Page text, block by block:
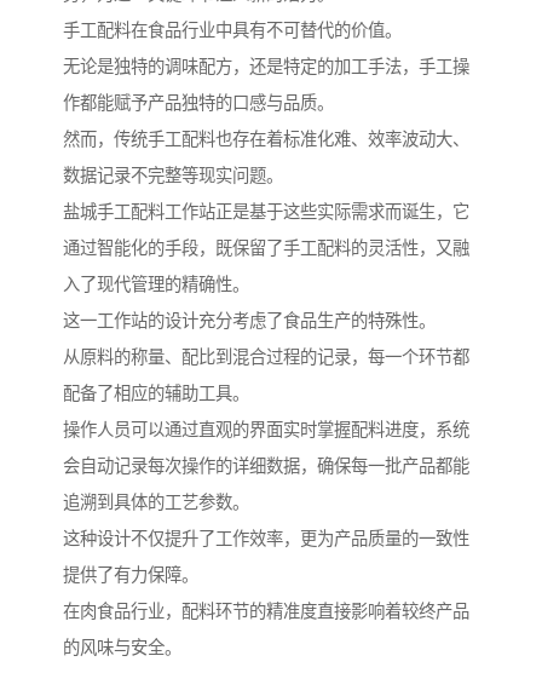
手工配料在食品行业中具有不可替代的价值。
无论是独特的调味配方，还是特定的加工手法，手工操
作都能赋予产品独特的口感与品质。
然而，传统手工配料也存在着标准化难、效率波动大、
数据记录不完整等现实问题。
盐城手工配料工作站正是基于这些实际需求而诞生，它
通过智能化的手段，既保留了手工配料的灵活性，又融
入了现代管理的精确性。
这一工作站的设计充分考虑了食品生产的特殊性。
从原料的称量、配比到混合过程的记录，每一个环节都
配备了相应的辅助工具。
操作人员可以通过直观的界面实时掌握配料进度，系统
会自动记录每次操作的详细数据，确保每一批产品都能
追溯到具体的工艺参数。
这种设计不仅提升了工作效率，更为产品质量的一致性
提供了有力保障。
在肉食品行业，配料环节的精准度直接影响着较终产品
的风味与安全。